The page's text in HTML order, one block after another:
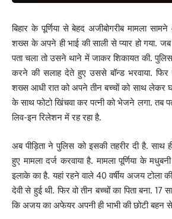
बिहार के पूर्णिया से बेहद अजीबोगरीब मामला
शख्स के अपने ही भाई की साली से प्यार हो गया.
पता चला तो उसने थाने में जाकर शिकायत की.
करने की सलाह देते हुए उससे बॉन्ड भरवाया.
शख्स आधी रात को अपने तीन बच्चों को साथ लेकर
के साथ फोटो खिंचवा कर पत्नी को भेजने लगा. तब
लिव-इन रिलेशन में रह रहा है.
अब पीड़िता ने पुलिस को इसकी तहरीर दी है. साथ
हुए मामला दर्ज करवाया है. मामला पूर्णिया के
इलाके का है. यहां रहने वाले 40 वर्षीय अजय टोला
देवी से हुई थी. फिर वो तीन बच्चों का पिता बना. 17
कि अजय का अफेयर अपनी ही भाभी की छोटी बहन